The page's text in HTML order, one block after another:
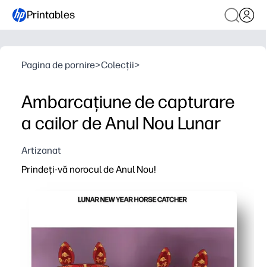
Printables
Pagina de pornire>Colecții>
Ambarcațiune de capturare
a cailor de Anul Nou Lunar
Artizanat
Prindeți-vă norocul de Anul Nou!